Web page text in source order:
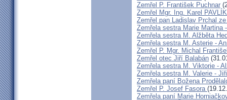
Zemřel P. František Puchnar
Zemřel Mgr. Ing. Karel
Zemřel pan Ladislav Prchal
Zemřela sestra Marie Martina
Zemřela sestra M. Alžběta
Zemřela sestra M. Asterie -
Zemřel P. Mgr. Michal
Zemřel otec Jiří Balabán
Zemřela sestra M. Viktorie -
Zemřela sestra M. Valerie -
Zemřela paní Božena
Zemřel P. Josef Fasora
Zemřela paní Marie